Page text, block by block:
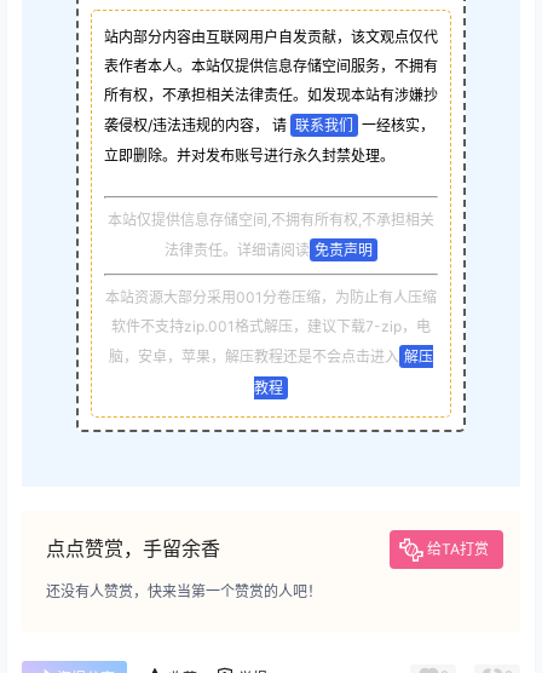
站内部分内容由互联网用户自发贡献，该文观点仅代
表作者本人。本站仅提供信息存储空间服务，不拥有
所有权，不承担相关法律责任。如发现本站有涉嫌抄
袭侵权/违法违规的内容， 请 联系我们
一经核实，
立即删除。并对发布账号进行永久封禁处理。
本站仅提供信息存储空间,不拥有所有权,不承担相关
法律责任。详细请阅读 免责声明
本站资源大部分采用001分卷压缩，为防止有人压缩
软件不支持zip.001格式解压，建议下载7-zip，电
脑，安卓，苹果，解压教程还是不会点击进入 解压
教程
点点赞赏，手留余香 给TA打赏
还没有人赞赏，快来当第一个赞赏的人吧！